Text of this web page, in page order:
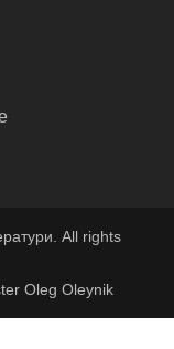
All rights
Oleg Oleynik